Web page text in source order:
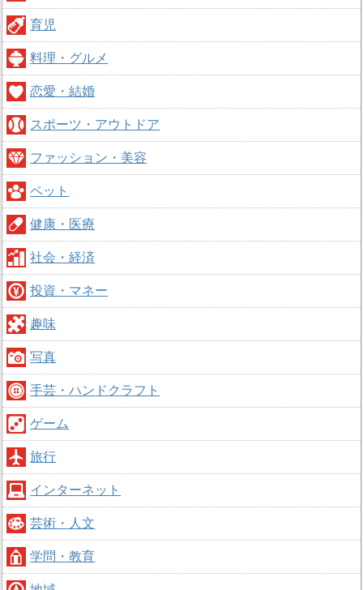
育児
料理・グルメ
恋愛・結婚
スポーツ・アウトドア
ファッション・美容
ペット
健康・医療
社会・経済
投資・マネー
趣味
写真
手芸・ハンドクラフト
ゲーム
旅行
インターネット
芸術・人文
学問・教育